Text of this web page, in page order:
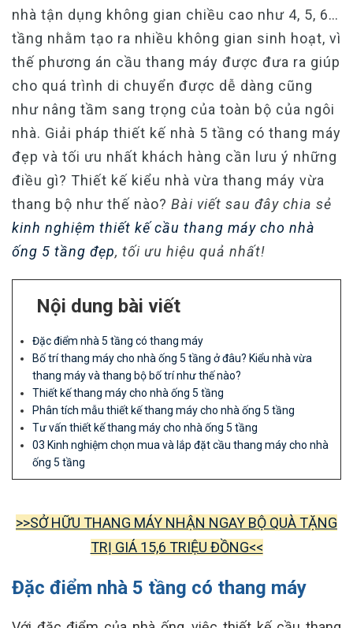
nhà tận dụng không gian chiều cao như 4, 5, 6…
tầng nhằm tạo ra nhiều không gian sinh hoạt, vì
thế phương án cầu thang máy được đưa ra giúp
cho quá trình di chuyển được dễ dàng cũng
như nâng tầm sang trọng của toàn bộ của ngôi
nhà. Giải pháp thiết kế nhà 5 tầng có thang máy
đẹp và tối ưu nhất khách hàng cần lưu ý những
điều gì? Thiết kế kiểu nhà vừa thang máy vừa
thang bộ như thế nào? Bài viết sau đây chia sẻ
kinh nghiệm thiết kế cầu thang máy cho nhà
ống 5 tầng đẹp, tối ưu hiệu quả nhất!
Nội dung bài viết
Đặc điểm nhà 5 tầng có thang máy
Bố trí thang máy cho nhà ống 5 tầng ở đâu? Kiểu nhà vừa
thang máy và thang bộ bố trí như thế nào?
Thiết kế thang máy cho nhà ống 5 tầng
Phân tích mẫu thiết kế thang máy cho nhà ống 5 tầng
Tư vấn thiết kế thang máy cho nhà ống 5 tầng
03 Kinh nghiệm chọn mua và lắp đặt cầu thang máy cho nhà
ống 5 tầng
>>SỞ HỮU THANG MÁY NHẬN NGAY BỘ QUÀ TẶNG
TRỊ GIÁ 15,6 TRIỆU ĐỒNG<<
Đặc điểm nhà 5 tầng có thang máy